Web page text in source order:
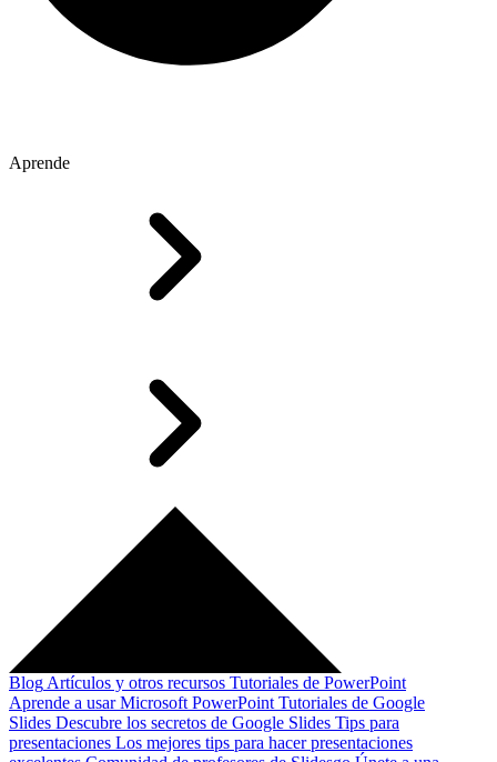
Aprende
Blog Artículos y otros recursos Tutoriales de PowerPoint
Aprende a usar Microsoft PowerPoint Tutoriales de Google
Slides Descubre los secretos de Google Slides Tips para
presentaciones Los mejores tips para hacer presentaciones